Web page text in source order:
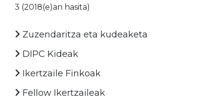
3 (2018(e)an hasita)
Zuzendaritza eta kudeaketa
DIPC Kideak
Ikertzaile Finkoak
Fellow Ikertzaileak